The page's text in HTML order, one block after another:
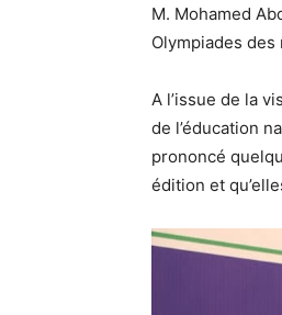
M. Mohamed
Olympiades des
A l’issue de la
de l’éducation
prononcé
édition et